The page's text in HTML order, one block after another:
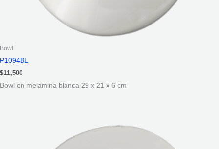
Bowl
P1094BL
$11,500
Bowl en melamina blanca 29 x 21 x 6 cm